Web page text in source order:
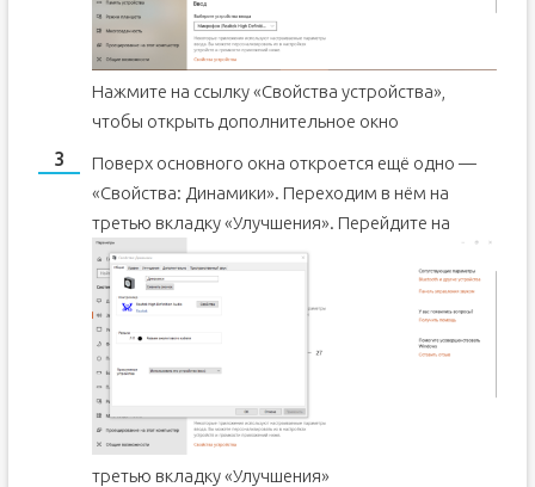
Нажмите на ссылку «Свойства устройства»,
чтобы открыть дополнительное окно
Поверх основного окна откроется ещё одно —
«Свойства: Динамики». Переходим в нём на
третью вкладку «Улучшения». Перейдите на
третью вкладку «Улучшения»